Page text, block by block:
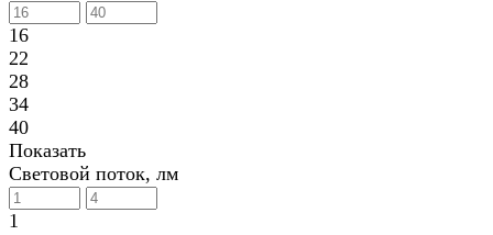
16
22
28
34
40
Показать
Световой поток, лм
1